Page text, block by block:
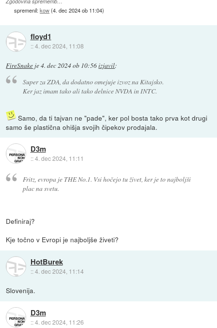
spremenil:kow(4. dec 2024 ob 11:04)
floyd1
::4. dec 2024, 11:08
FireSnake je4. dec 2024 ob 10:56izjavil:
Super za ZDA, da dodatno omejuje izvoz na Kitajsko.
Ker jaz imam tako ali tako delnice NVDA in INTC.
Samo, da ti tajvan ne "pade", ker pol bosta tako prva kot drugi
samo še plastična ohišja svojih čipekov prodajala.
D3m
::4. dec 2024, 11:11
Fritz, evropa je THE No.1. Vsi hočejo tu živet, ker je to najboljši
plac na svetu.
Definiraj?
Kje točno v Evropi je najboljše živeti?
HotBurek
::4. dec 2024, 11:14
Slovenija.
D3m
::4. dec 2024, 11:26